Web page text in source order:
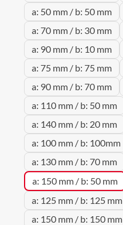
a: 50 mm / b: 50 mm
a: 70 mm / b: 30 mm
a: 90 mm / b: 10 mm
a: 75 mm / b: 75 mm
a: 90 mm / b: 70 mm
a: 110 mm / b: 50 mm
a: 140 mm / b: 20 mm
a: 100 mm / b: 100mm
a: 130 mm / b: 70 mm
a: 150 mm / b: 50 mm
a: 125 mm / b: 125 mm
a: 150 mm / b: 150 mm